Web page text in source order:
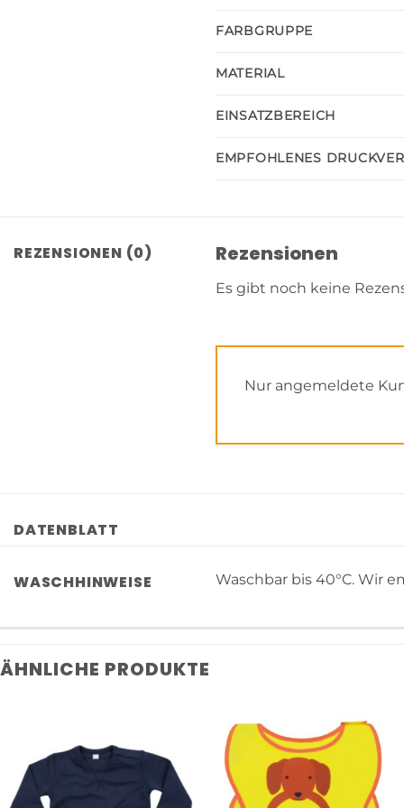
FARBGRUPPE
MATERIAL
EINSATZBEREICH
EMPFOHLENES
REZENSIONEN (0) Rezensionen
Es gibt noch keine
Nur angemeldete
DATENBLATT
WASCHHINWEISE Waschbar bis 40°C. Wir
ÄHNLICHE PRODUKTE